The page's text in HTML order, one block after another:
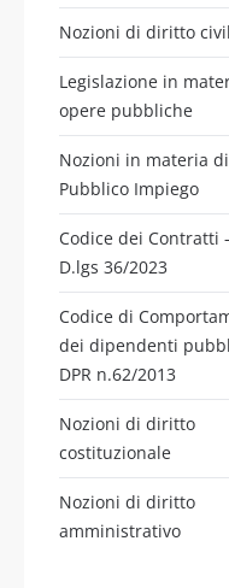
Nozioni di diritto
Legislazione in
opere pubbliche
Nozioni in materia di
Pubblico Impiego
Codice dei Contratti
D.lgs 36/2023
Codice di
dei dipendenti
DPR n.62/2013
Nozioni di diritto
costituzionale
Nozioni di diritto
amministrativo